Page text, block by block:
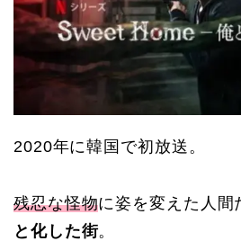
2020年に韓国で初放送。
残忍な怪物に姿を変えた人間
と化した街。